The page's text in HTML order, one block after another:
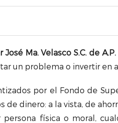
José Ma. VelascoS.C. de
un problema o invertir en
por el Fondo de
de dinero: a la vista, de
física o moral,